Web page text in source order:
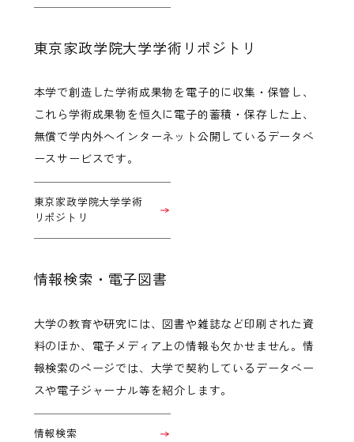
東京家政学院大学学術リポジトリ
本学で創造した学術成果物を電子的に収集・保管し、
これら学術成果物を恒久に電子的蓄積・保存した上、
無償で学内外へインターネット公開しているデータベ
ースサービスです。
東京家政学院大学学術
リポジトリ
情報検索・電子図書
大学の教育や研究には、図書や雑誌など印刷された資
料のほか、電子メディア上の情報も欠かせません。情
報検索のページでは、大学で契約しているデータベー
スや電子ジャーナル等を紹介します。
情報検索